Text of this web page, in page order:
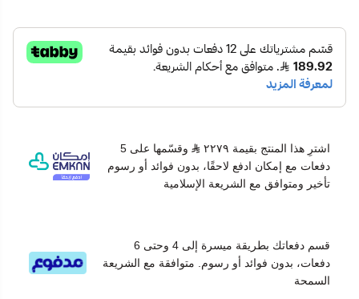
اشترِ هذا المنتج بقيمة ٢٢٧٩
وقسّمها على 5
دفعات مع إمكان ادفع لاحقًا، بدون فوائد أو رسوم
تأخير ومتوافق مع الشريعة الإسلامية
قسم دفعاتك بطريقة ميسرة إلى 4 وحتى 6
دفعات، بدون فوائد أو رسوم. متوافقة مع الشريعة
السمحة